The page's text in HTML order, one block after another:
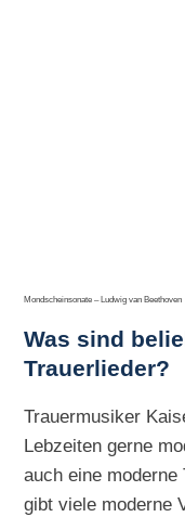
Mondscheinsonate – Ludwig van Beethoven
Was sind
Trauerlieder?
Trauermusiker
Lebzeiten gerne
auch eine
gibt viele moderne